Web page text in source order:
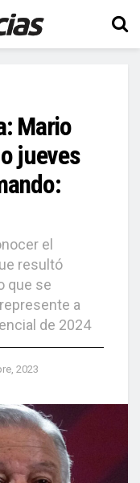
Mario
jueves
el
resultó
que se
a
de 2024
2023